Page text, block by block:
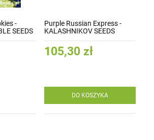
-
SEEDS
Purple Russian Express -
KALASHNIKOV SEEDS
105,30 zł
DO KOSZYKA